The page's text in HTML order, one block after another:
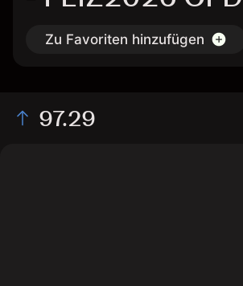
Zu Favoriten hinzufügen
97.29